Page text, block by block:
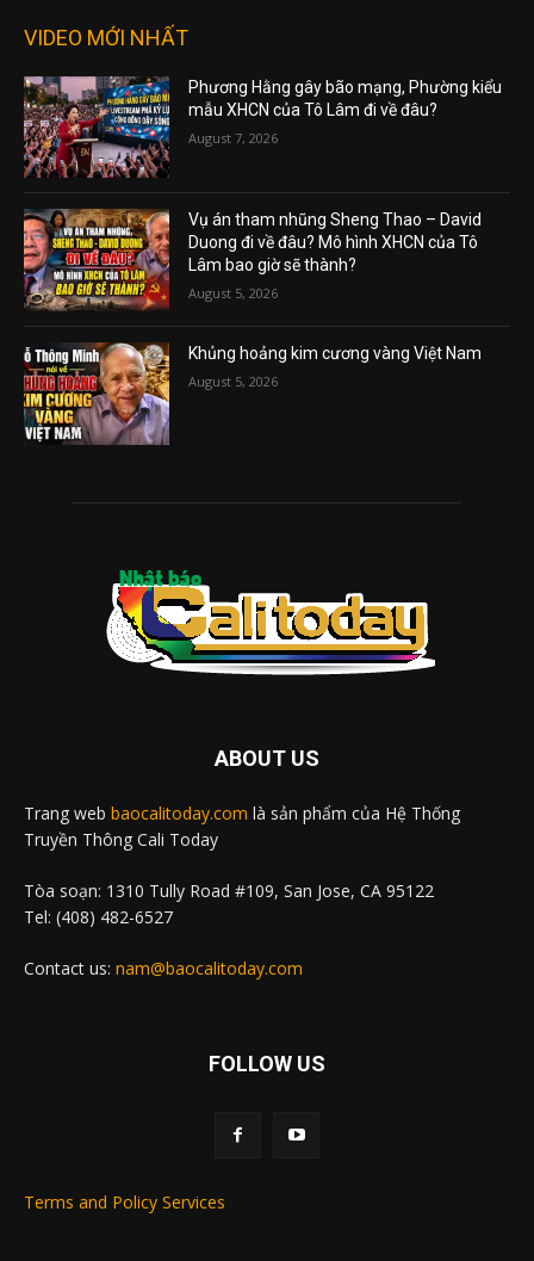
VIDEO MỚI NHẤT
Phương Hằng gây bão mạng, Phường kiểu
mẫu XHCN của Tô Lâm đi về đâu?
August 7, 2026
Vụ án tham nhũng Sheng Thao – David
Duong đi về đâu? Mô hình XHCN của Tô
Lâm bao giờ sẽ thành?
August 5, 2026
Khủng hoảng kim cương vàng Việt Nam
August 5, 2026
ABOUT US
Trang web baocalitoday.com là sản phẩm của Hệ Thống
Truyền Thông Cali Today
Tòa soạn: 1310 Tully Road #109, San Jose, CA 95122
Tel: (408) 482-6527
Contact us: nam@baocalitoday.com
FOLLOW US
Terms and Policy Services